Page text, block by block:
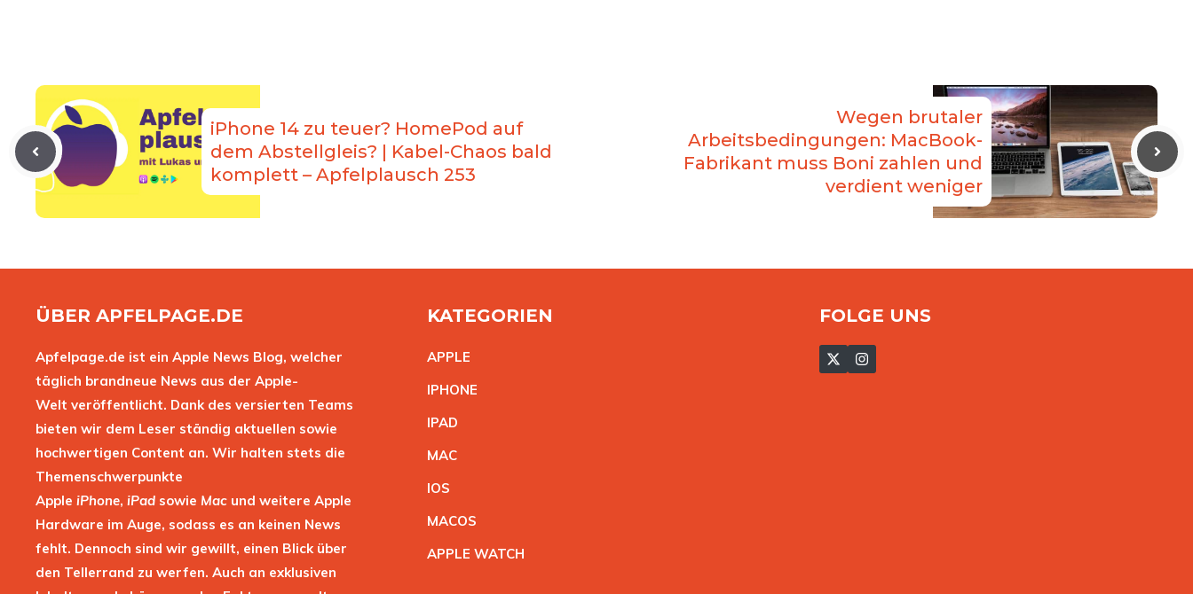
iPhone 14 zu teuer? HomePod auf
dem Abstellgleis? | Kabel-Chaos bald
komplett – Apfelplausch 253
Wegen brutaler
Arbeitsbedingungen: MacBook-
Fabrikant muss Boni zahlen und
verdient weniger
ÜBER APFELPAGE.DE
Apfelpage.de ist ein Apple News Blog, welcher
täglich brandneue News aus der Apple-
Welt veröffentlicht. Dank des versierten Teams
bieten wir dem Leser ständig aktuellen sowie
hochwertigen Content an. Wir halten stets die
Themenschwerpunkte
Apple iPhone, iPad sowie Mac und weitere Apple
Hardware im Auge, sodass es an keinen News
fehlt. Dennoch sind wir gewillt, einen Blick über
den Tellerrand zu werfen. Auch an exklusiven
KATEGORIEN
APPLE
IPHONE
IPAD
MAC
IOS
MACOS
APPLE WATCH
FOLGE UNS